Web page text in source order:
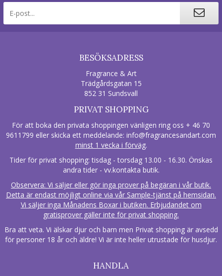
BESÖKSADRESS
Fragrance & Art
Trädgårdsgatan 15
852 31 Sundsvall
PRIVAT SHOPPING
För att boka den privata shoppingen vänligen ring oss + 46 70
9611799 eller skicka ett meddelande: info@fragrancesandart.com
minst 1 vecka i förväg.
Tider för privat shopping: tisdag - torsdag 13.00 - 16.30. Önskas
andra tider - vv.kontakta butik.
Observera: Vi säljer eller gör inga prover på begäran i vår butik.
Detta är endast möjligt online via vår Sample-tjänst på hemsidan.
Vi säljer inga Månadens Boxar i butiken. Erbjudandet om
gratisprover gäller inte för privat shopping.
Bra att veta. Vi älskar djur och barn men Privat shopping är avsedd
för personer 18 år och äldre! Vi är inte heller utrustade för husdjur.
HANDLA